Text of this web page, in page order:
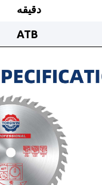
دقیقه
ATB